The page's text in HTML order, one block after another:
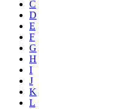
C
D
E
F
G
H
I
J
K
L